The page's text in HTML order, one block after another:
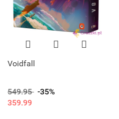
Voidfall
549.95 -35%
359.99